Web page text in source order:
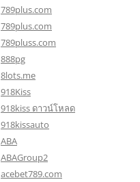
789plus.com
789plus.com
789pluss.com
888pg
8lots.me
918Kiss
918kiss ดาวน์โหลด
918kissauto
ABA
ABAGroup2
acebet789.com